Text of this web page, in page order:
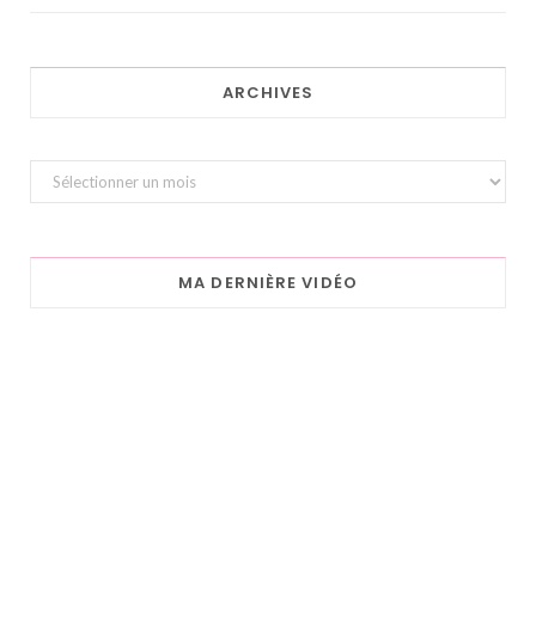
ARCHIVES
Archives
MA DERNIÈRE VIDÉO